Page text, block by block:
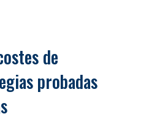
de
probadas